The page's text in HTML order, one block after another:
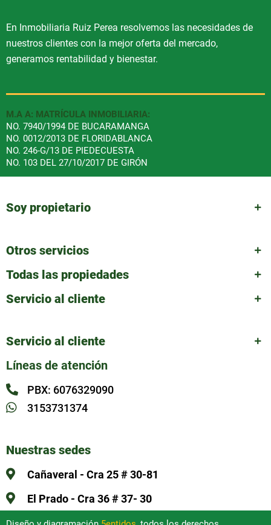
En Inmobiliaria Ruiz Perea resolvemos las necesidades de
nuestros clientes con la mejor oferta del mercado,
generamos rentabilidad y bienestar.
M.A A: MATRÍCULA INMOBILIARIA:
NO. 7940/1994 DE BUCARAMANGA
NO. 0012/2013 DE FLORIDABLANCA
NO. 246-G/13 DE PIEDECUESTA
NO. 103 DEL 27/10/2017 DE GIRÓN
Soy propietario
Otros servicios
Todas las propiedades
Servicio al cliente
Servicio al cliente
Líneas de atención
PBX: 6076329090
3153731374
Nuestras sedes
Cañaveral - Cra 25 # 30-81
El Prado - Cra 36 # 37- 30